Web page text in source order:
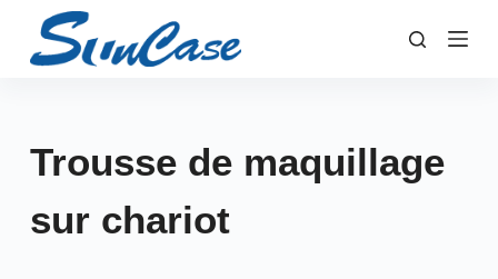
a
u
Trousse de maquillage
sur chariot